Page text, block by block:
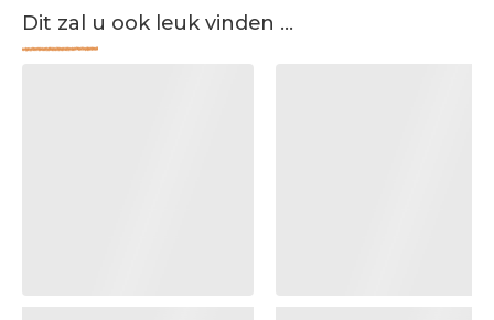
Dit zal u ook leuk vinden ...